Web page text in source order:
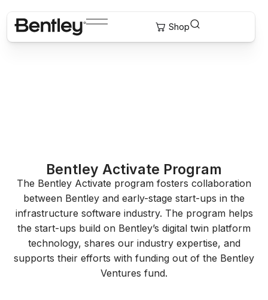
Bentley Activate Program
The Bentley Activate program fosters collaboration
between Bentley and early-stage start-ups in the
infrastructure software industry. The program helps
the start-ups build on Bentley’s digital twin platform
technology, shares our industry expertise, and
supports their efforts with funding out of the Bentley
Ventures fund.